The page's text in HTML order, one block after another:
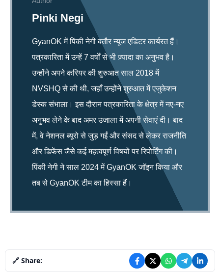
Pinki Negi
GyanOK में पिंकी नेगी बतौर न्यूज एडिटर कार्यरत हैं।
पत्रकारिता में उन्हें 7 वर्षों से भी ज़्यादा का अनुभव है।
उन्होंने अपने करियर की शुरुआत साल 2018 में
NVSHQ से की थी, जहाँ उन्होंने शुरुआत में एजुकेशन
डेस्क संभाला। इस दौरान पत्रकारिता के क्षेत्र में नए-नए
अनुभव लेने के बाद अमर उजाला में अपनी सेवाएं दी। बाद
में, वे नेशनल ब्यूरो से जुड़ गईं और संसद से लेकर राजनीति
और डिफेंस जैसे कई महत्वपूर्ण विषयों पर रिपोर्टिंग की।
पिंकी नेगी ने साल 2024 में GyanOK जॉइन किया और
तब से GyanOK टीम का हिस्सा हैं।
🔗 Share: